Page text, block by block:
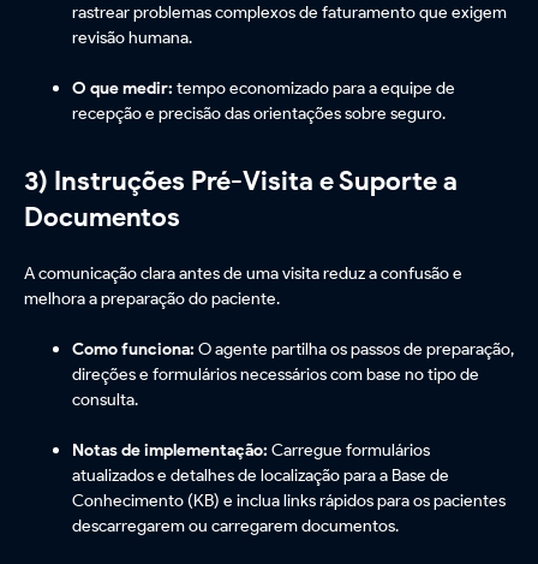
rastrear problemas complexos de faturamento que exigem
revisão humana.
O que medir: tempo economizado para a equipe de
recepção e precisão das orientações sobre seguro.
3) Instruções Pré-Visita e Suporte a
Documentos
A comunicação clara antes de uma visita reduz a confusão e
melhora a preparação do paciente.
Como funciona: O agente partilha os passos de preparação,
direções e formulários necessários com base no tipo de
consulta.
Notas de implementação: Carregue formulários
atualizados e detalhes de localização para a Base de
Conhecimento (KB) e inclua links rápidos para os pacientes
descarregarem ou carregarem documentos.